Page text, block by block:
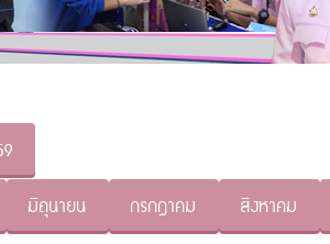
มิถุนายน กรกฏาคม สิงหาคม